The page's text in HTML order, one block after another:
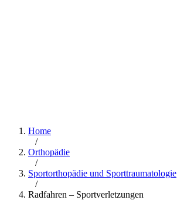
Home
/
Orthopädie
/
Sportorthopädie und Sporttraumatologie
/
Radfahren – Sportverletzungen